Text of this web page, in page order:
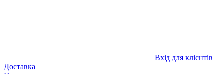
Вхід для клієнтів
Доставка